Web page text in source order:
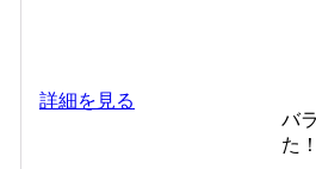
バ
た
詳細を見る